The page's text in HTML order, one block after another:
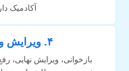
آکادمیک
۴. ویرایش و دفاع
بازخوانی، ویرایش نهایی،